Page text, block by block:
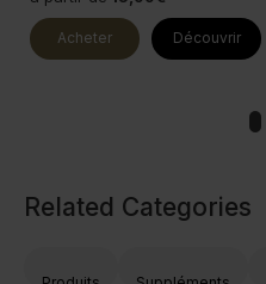
Acheter Découvrir
Related Categories